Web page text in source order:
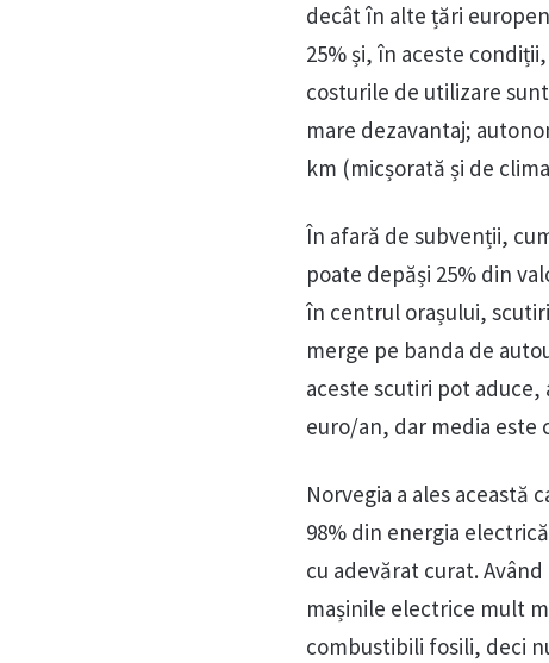
decât în alte țări
25% și, în aceste
costurile de utilizare
mare dezavantaj;
km (micșorată și de
În afară de subvenții,
poate depăși 25% din
în centrul orașului,
merge pe banda de
aceste scutiri pot aduce,
euro/an, dar media este
Norvegia a ales această
98% din energia
cu adevărat curat.
mașinile electrice mult
combustibili fosili, deci